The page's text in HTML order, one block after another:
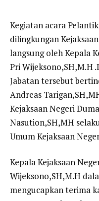
Kegiatan acara
dilingkungan
langsung oleh Kepala
Pri Wijeksono,SH,M.H
Jabatan tersebut
Andreas
Kejaksaan Negeri
Nasution,SH,MH
Umum Kejaksaan
Kepala Kejaksaan
Wijeksono,SH,M.H
mengucapkan terima